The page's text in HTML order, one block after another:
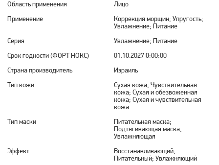
Область применения
Лицо
Применение
Коррекция морщин; Упругость;
Увлажнение; Питание
Серия
Увлажнение; Питание
Срок годности (ФОРТ НОКС)
01.10.2027 0:00:00
Страна производитель
Израиль
Тип кожи
Сухая кожа; Чувствительная
кожа; Сухая и обезвоженная
кожа; Сухая и чувствительная
кожа
Тип маски
Питательная маска;
Подтягивающая маска;
Увлажняющая
Эффект
Восстанавливающий;
Питательный; Увлажняющий